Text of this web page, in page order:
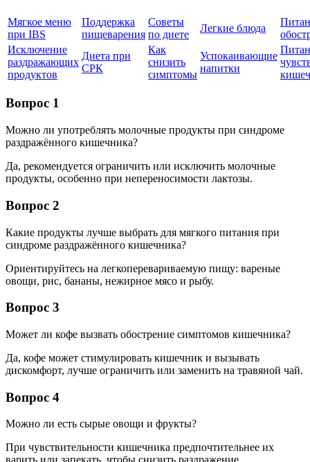
Мягкое меню
при IBS
Поддержка
пищеварения
Советы
по диете
Легкие блюда
Исключение
раздражающих
продуктов
Диета при
СРК
Как
снизить
симптомы
Успокаивающие
напитки
Вопрос 1
Можно ли употреблять молочные продукты при синдроме
раздражённого кишечника?
Да, рекомендуется ограничить или исключить молочные
продукты, особенно при непереносимости лактозы.
Вопрос 2
Какие продукты лучше выбрать для мягкого питания при
синдроме раздражённого кишечника?
Ориентируйтесь на легкоперевариваемую пищу: вареные
овощи, рис, бананы, нежирное мясо и рыбу.
Вопрос 3
Может ли кофе вызвать обострение симптомов кишечника?
Да, кофе может стимулировать кишечник и вызывать
дискомфорт, лучше ограничить или заменить на травяной чай.
Вопрос 4
Можно ли есть сырые овощи и фрукты?
При чувствительности кишечника предпочтительнее их